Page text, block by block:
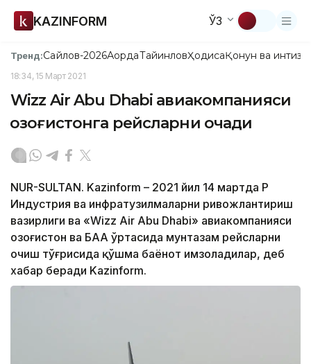
KAZINFORM ЎЗ
Тренд:Сайлов-2026АқордаТайинловҲодисаҚонун ва
18:34, 15 Март 2021
Wizz Air Abu Dhabi авиакомпанияси
Қозоғистонга рейсларни очади
NUR-SULTAN. Kazinform – 2021 йил 14 мартда ҚР
Индустрия ва инфратузилмаларни ривожлантириш
вазирлиги ва «Wizz Air Abu Dhabi» авиакомпанияси
Қозоғистон ва БАА ўртасида мунтазам рейсларни
очиш тўғрисида қўшма баёнот имзоладилар, деб
хабар беради Kazinform.